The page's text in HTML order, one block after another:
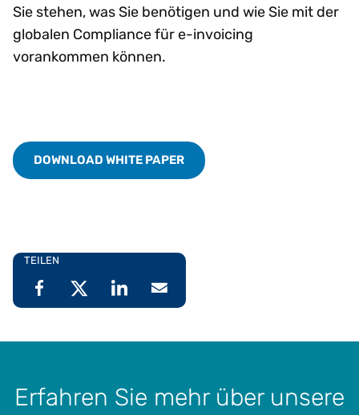
Sie stehen, was Sie benötigen und wie Sie mit der
globalen Compliance für e-invoicing
vorankommen können.
DOWNLOAD WHITE PAPER
TEILEN
Erfahren Sie mehr über unsere